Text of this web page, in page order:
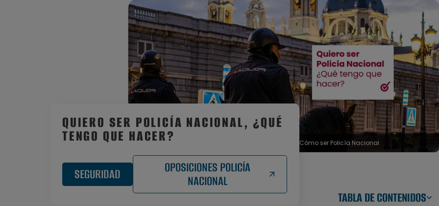
Cómo ser Policía Nacional
QUIERO SER POLICÍA NACIONAL, ¿QUÉ
TENGO QUE HACER?
SEGURIDAD
OPOSICIONES POLICÍA
NACIONAL
TABLA DE CONTENIDOS